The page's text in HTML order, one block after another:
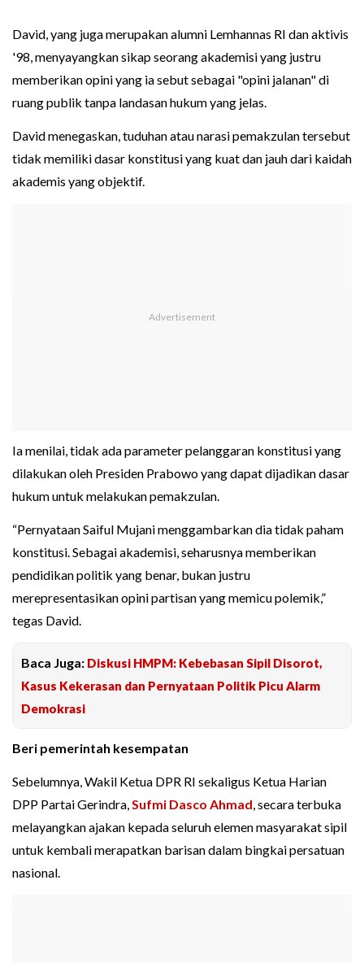
David, yang juga merupakan alumni Lemhannas RI dan aktivis
'98, menyayangkan sikap seorang akademisi yang justru
memberikan opini yang ia sebut sebagai "opini jalanan" di
ruang publik tanpa landasan hukum yang jelas.
David menegaskan, tuduhan atau narasi pemakzulan tersebut
tidak memiliki dasar konstitusi yang kuat dan jauh dari kaidah
akademis yang objektif.
Ia menilai, tidak ada parameter pelanggaran konstitusi yang
dilakukan oleh Presiden Prabowo yang dapat dijadikan dasar
hukum untuk melakukan pemakzulan.
“Pernyataan Saiful Mujani menggambarkan dia tidak paham
konstitusi. Sebagai akademisi, seharusnya memberikan
pendidikan politik yang benar, bukan justru
merepresentasikan opini partisan yang memicu polemik,”
tegas David.
Baca Juga: Diskusi HMPM: Kebebasan Sipil Disorot,
Kasus Kekerasan dan Pernyataan Politik Picu Alarm
Demokrasi
Beri pemerintah kesempatan
Sebelumnya, Wakil Ketua DPR RI sekaligus Ketua Harian
DPP Partai Gerindra,Sufmi Dasco Ahmad, secara terbuka
melayangkan ajakan kepada seluruh elemen masyarakat sipil
untuk kembali merapatkan barisan dalam bingkai persatuan
nasional.